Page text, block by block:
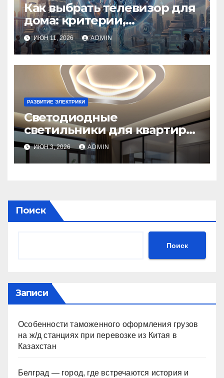
Как выбрать телевизор для
дома: критерии,
технологии и советы
ИЮН 11, 2026 ADMIN
РАЗВИТИЕ ЭЛЕКТРИКИ
Светодиодные
светильники для квартиры:
как выбрать, виды,
установка и экономия
ИЮН 3, 2026 ADMIN
Поиск
Поиск
Записи
Особенности таможенного оформления грузов
на ж/д станциях при перевозке из Китая в
Казахстан
Белград — город, где встречаются история и